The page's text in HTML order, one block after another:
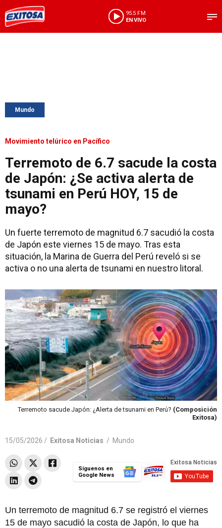
95.5 FM
EN VIVO
Mundo
Movimiento telúrico en Pacífico
Terremoto de 6.7 sacude la costa
de Japón: ¿Se activa alerta de
tsunami en Perú HOY, 15 de
mayo?
Un fuerte terremoto de magnitud 6.7 sacudió la costa
de Japón este viernes 15 de mayo. Tras esta
situación, la Marina de Guerra del Perú reveló si se
activa o no una alerta de tsunami en nuestro litoral.
Terremoto sacude Japón: ¿Alerta de tsunami en Perú? (Composición
Exitosa)
15/05/2026 / Exitosa Noticias / Mundo
Síguenos en
Google News
Un terremoto de magnitud 6.7 se registró el viernes
15 de mayo sacudió la costa de Japón, lo que ha